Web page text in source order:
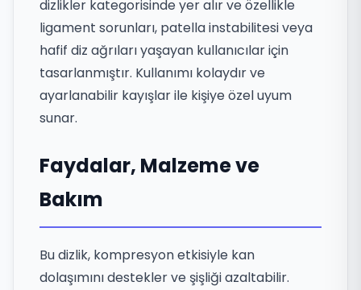
dizlikler kategorisinde yer alır ve özellikle
ligament sorunları, patella instabilitesi veya
hafif diz ağrıları yaşayan kullanıcılar için
tasarlanmıştır. Kullanımı kolaydır ve
ayarlanabilir kayışlar ile kişiye özel uyum
sunar.
Faydalar, Malzeme ve
Bakım
Bu dizlik, kompresyon etkisiyle kan
dolaşımını destekler ve şişliği azaltabilir.